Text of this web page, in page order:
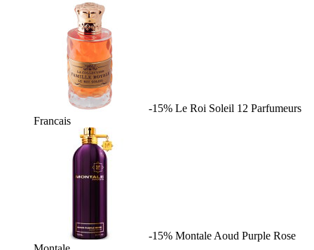
-15% Le Roi Soleil 12 Parfumeurs
Francais
-15% Montale Aoud Purple Rose